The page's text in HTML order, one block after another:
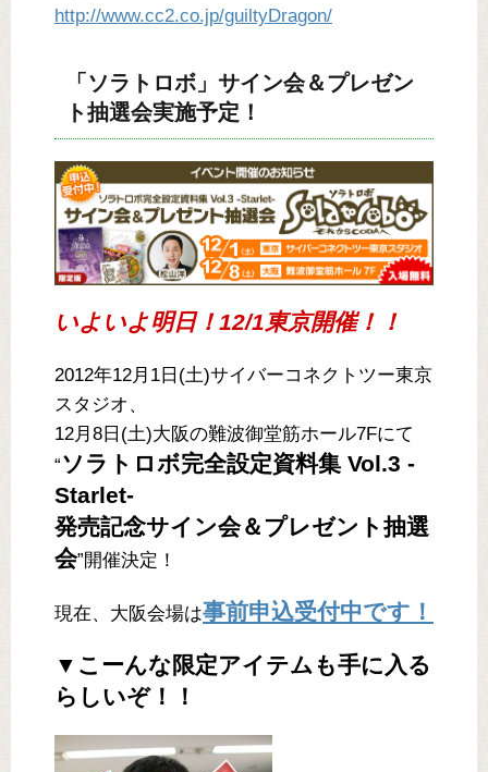
http://www.cc2.co.jp/guiltyDragon/
「ソラトロボ」サイン会＆プレゼン
ト抽選会実施予定！
いよいよ明日！12/1東京開催！！
2012年12月1日(土)サイバーコネクトツー東京
スタジオ、
12月8日(土)大阪の難波御堂筋ホール7Fにて
“ソラトロボ完全設定資料集 Vol.3 -
Starlet-
発売記念サイン会＆プレゼント抽選
会”開催決定！
現在、大阪会場は事前申込受付中です！
▼こーんな限定アイテムも手に入る
らしいぞ！！